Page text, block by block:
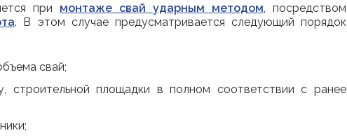
при монтаже свай ударным методом , посредством
. В этом случае предусматривается следующий порядок
свай;
строительной площадки в полном соответствии с ранее